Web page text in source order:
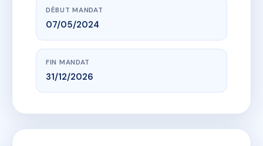
DÉBUT MANDAT
07/05/2024
FIN MANDAT
31/12/2026